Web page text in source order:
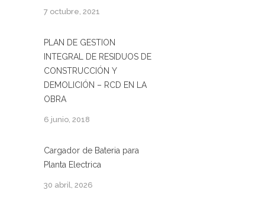
7 octubre, 2021
PLAN DE GESTION
INTEGRAL DE RESIDUOS DE
CONSTRUCCIÓN Y
DEMOLICIÓN – RCD EN LA
OBRA
6 junio, 2018
Cargador de Bateria para
Planta Electrica
30 abril, 2026